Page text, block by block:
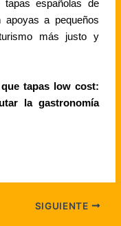
españolas de
apoyas a pequeños
más justo y
tapas low cost:
la gastronomía
SIGUIENTE